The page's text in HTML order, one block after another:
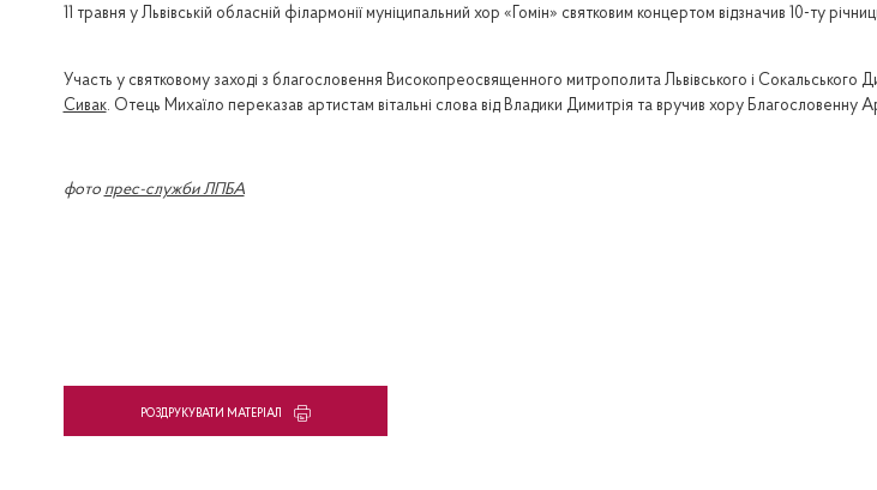
11 травня у Львівській обласній філармонії муніципальний хор «Гомін» святковим концертом відзначив 10-ту
Участь у святковому заході з благословення Високопреосвященного митрополита Львівського і Сокальського
Сивак. Отець Михаїло переказав артистам вітальні слова від Владики Димитрія та вручив хору Благословенну
фото прес-служби ЛПБА
PОЗДРУКУВАТИ МАТЕРІАЛ